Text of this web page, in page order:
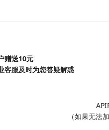
赠送10元
客服及时为您答疑解惑
（如果无法